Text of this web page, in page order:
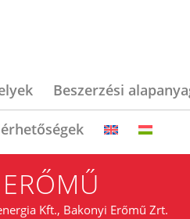
Beszerzési
Kft., Bakonyi Erőmű Zrt.